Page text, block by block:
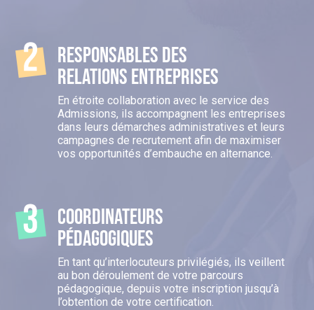
Responsables des
relations entreprises
En étroite collaboration avec le service des
Admissions, ils accompagnent les entreprises
dans leurs démarches administratives et leurs
campagnes de recrutement afin de maximiser
vos opportunités d’embauche en alternance.
COORDINATEURS
PéDAGOGIQUES
En tant qu’interlocuteurs privilégiés, ils veillent
au bon déroulement de votre parcours
pédagogique, depuis votre inscription jusqu’à
l’obtention de votre certification.